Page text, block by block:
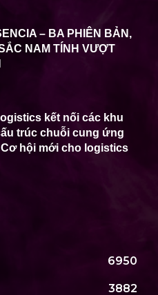
– BA PHIÊN BẢN,
NAM TÍNH VƯỢT
kết nối các khu
trúc chuỗi cung ứng
hội mới cho logistics
6950
3882